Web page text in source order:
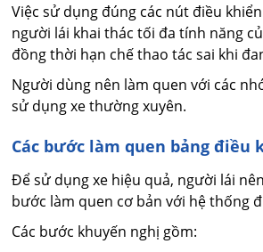
Việc sử dụng đúng các nút điều
người lái khai thác tối đa tính năng
đồng thời hạn chế thao tác sai khi
Người dùng nên làm quen với các
sử dụng xe thường xuyên.
Các bước làm quen bảng điều
Để sử dụng xe hiệu quả, người lái
bước làm quen cơ bản với hệ thống
Các bước khuyến nghị gồm: